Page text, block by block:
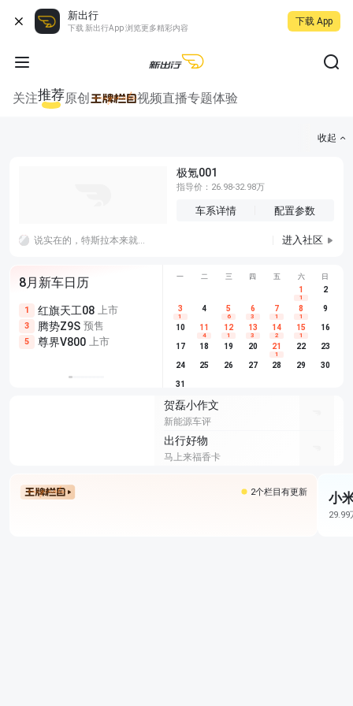
新出行
下载 新出行App 浏览更多精彩内容
下载 App
关注推荐原创 视频直播专题体验
收起
极氪001
指导价：26.98-32.98万
车系详情 配置参数
说实在的，特斯拉本来就没啥可选择的，买特斯拉的人也不管这些东西也看不懂这些东西，他们更多是买这块标，就像买bba一样买特斯拉而已，最起码我周围买特斯拉的是这样，他们一听国产就摇头，就算是我朋友我也要在这里悄悄说，真想活在上个世纪一样，我怎么就那么钟爱国产呢 进入社区
8月新车日历
1 红旗天工08 上市
3 腾势Z9S 预售
5 尊界V800 上市
尊界V680 上市
享界G9 预售
别克至境L7 预售
埃安
长城H10
深蓝S05
一 二 三 四 五 六 日
1
1
2
3
1
4 5
6
6
3
7
1
8
1
9
10 11
4
12
1
13
3
14
2
15
1
16
17 18 19 20 21
1
22 23
24 25 26 27 28 29 30
31
贺磊小作文
新能源车评
出行好物
马上来福香卡
2个栏目有更新 小
29.99